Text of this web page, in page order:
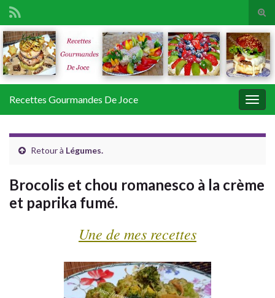
Search for:
Recettes Gourmandes De Joce
Retour à Légumes.
Brocolis et chou romanesco à la crème
et paprika fumé.
Une de mes recettes